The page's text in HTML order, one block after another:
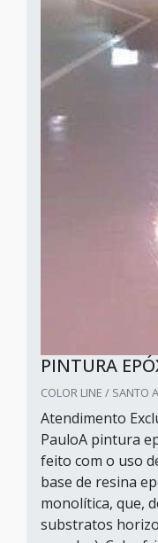
PINTURA
COLOR LINE / SANTO
Atendimento
PauloA pintura
feito com o uso
base de resina
monolítica, que,
substratos